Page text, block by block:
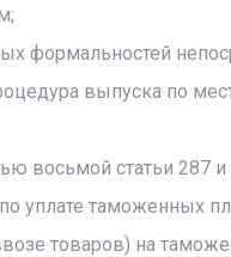
формальностей
выпуска по
восьмой статьи 287
уплате таможенных
товаров) на